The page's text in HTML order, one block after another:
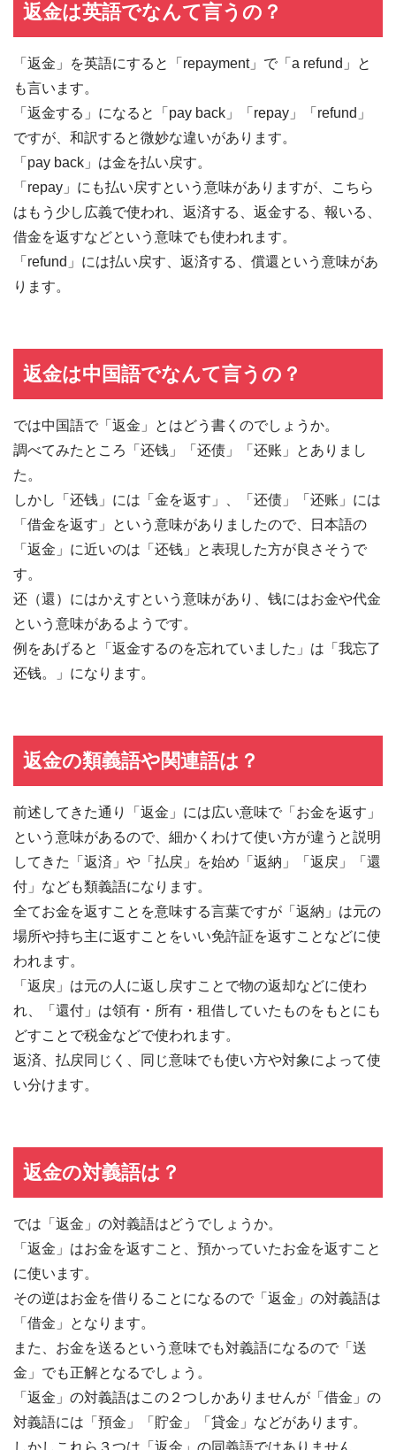
返金は英語でなんて言うの？
「返金」を英語にすると「repayment」で「a refund」と
も言います。
「返金する」になると「pay back」「repay」「refund」
ですが、和訳すると微妙な違いがあります。
「pay back」は金を払い戻す。
「repay」にも払い戻すという意味がありますが、こちら
はもう少し広義で使われ、返済する、返金する、報いる、
借金を返すなどという意味でも使われます。
「refund」には払い戻す、返済する、償還という意味があ
ります。
返金は中国語でなんて言うの？
では中国語で「返金」とはどう書くのでしょうか。
調べてみたところ「还钱」「还债」「还账」とありまし
た。
しかし「还钱」には「金を返す」、「还债」「还账」には
「借金を返す」という意味がありましたので、日本語の
「返金」に近いのは「还钱」と表現した方が良さそうで
す。
还（還）にはかえすという意味があり、钱にはお金や代金
という意味があるようです。
例をあげると「返金するのを忘れていました」は「我忘了
还钱。」になります。
返金の類義語や関連語は？
前述してきた通り「返金」には広い意味で「お金を返す」
という意味があるので、細かくわけて使い方が違うと説明
してきた「返済」や「払戻」を始め「返納」「返戻」「還
付」なども類義語になります。
全てお金を返すことを意味する言葉ですが「返納」は元の
場所や持ち主に返すことをいい免許証を返すことなどに使
われます。
「返戻」は元の人に返し戻すことで物の返却などに使わ
れ、「還付」は領有・所有・租借していたものをもとにも
どすことで税金などで使われます。
返済、払戻同じく、同じ意味でも使い方や対象によって使
い分けます。
返金の対義語は？
では「返金」の対義語はどうでしょうか。
「返金」はお金を返すこと、預かっていたお金を返すこと
に使います。
その逆はお金を借りることになるので「返金」の対義語は
「借金」となります。
また、お金を送るという意味でも対義語になるので「送
金」でも正解となるでしょう。
「返金」の対義語はこの２つしかありませんが「借金」の
対義語には「預金」「貯金」「貸金」などがあります。
しかしこれら３つは「返金」の同義語ではありません。